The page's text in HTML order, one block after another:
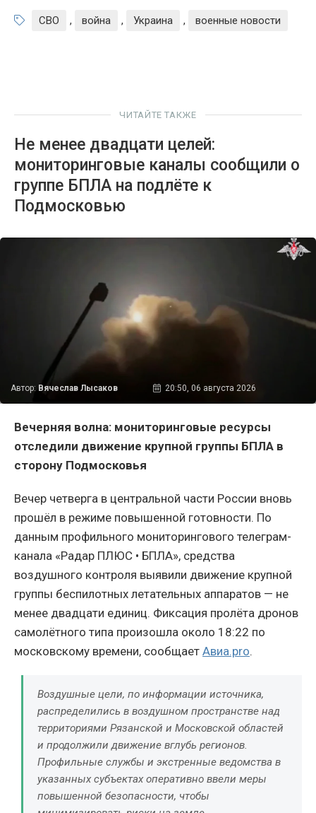
СВО , война , Украина , военные новости
ЧИТАЙТЕ ТАКЖЕ
Не менее двадцати целей:
мониторинговые каналы сообщили о
группе БПЛА на подлёте к
Подмосковью
Автор: Вячеслав Лысаков 20:50, 06 августа 2026
Вечерняя волна: мониторинговые ресурсы
отследили движение крупной группы БПЛА в
сторону Подмосковья
Вечер четверга в центральной части России вновь
прошёл в режиме повышенной готовности. По
данным профильного мониторингового телеграм-
канала «Радар ПЛЮС • БПЛА», средства
воздушного контроля выявили движение крупной
группы беспилотных летательных аппаратов — не
менее двадцати единиц. Фиксация пролёта дронов
самолётного типа произошла около 18:22 по
московскому времени, сообщает Авиа.pro.
Воздушные цели, по информации источника,
распределились в воздушном пространстве над
территориями Рязанской и Московской областей
и продолжили движение вглубь регионов.
Профильные службы и экстренные ведомства в
указанных субъектах оперативно ввели меры
повышенной безопасности, чтобы